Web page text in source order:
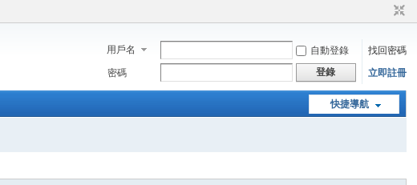
用戶名 自動登錄
找回密碼
密碼
登錄 立即註冊
快捷導航